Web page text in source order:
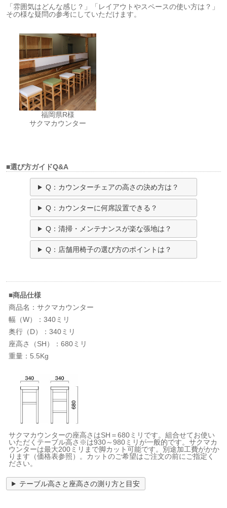
「雰囲気はどんな感じ？」「レイアウトやスペースの使い方は？」
その様な疑問の参考にしていただけます。
福岡県R様
サクマカウンター
■選び方ガイドQ&A
Q：カウンターチェアの高さの決め方は？
Q：カウンターに何席設置できる？
Q：清掃・メンテナンスが楽な張地は？
Q：店舗用椅子の選び方のポイントは？
■商品仕様
商品名：サクマカウンター
幅（W）：340ミリ
奥行（D）：340ミリ
座高さ（SH）：680ミリ
重量：5.5Kg
サクマカウンターの座高さはSH＝680ミリです。組合せてお使い
いただくテーブル高さ※は930～980ミリが一般的です。サクマカ
ウンターは最大200ミリまで脚カット可能です。別途加工費がかか
ります（価格表参照）。カットのご希望はご注文の前にご指定く
ださい。
テーブル高さと座高さの測り方と目安